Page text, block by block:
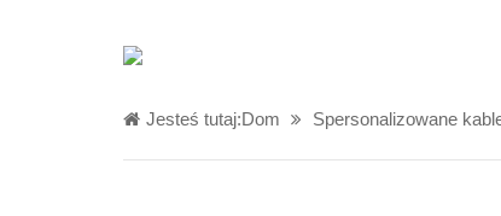
Jesteś tutaj:Dom Spersonalizowane